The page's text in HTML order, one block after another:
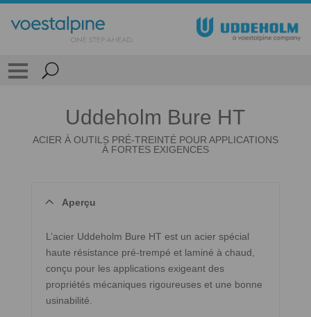
Uddeholm Bure HT
ACIER À OUTILS PRÉ-TREINTÉ POUR APPLICATIONS
À FORTES EXIGENCES
Aperçu
L’acier Uddeholm Bure HT est un acier spécial
haute résistance pré-trempé et laminé à chaud,
conçu pour les applications exigeant des
propriétés mécaniques rigoureuses et une bonne
usinabilité.